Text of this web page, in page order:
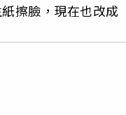
擦臉，現在也改成